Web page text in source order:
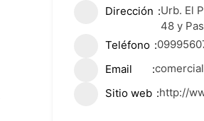
Dirección
Urb. El
48 y
Teléfono
Email
Sitio web http://